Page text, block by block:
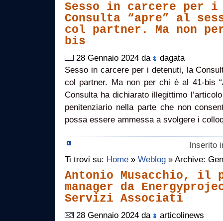
Sesso in carcere per
Consulta “apre” al
col partner. Ma non
bis
28 Gennaio 2024 da
dagata
Sesso in carcere per i detenuti, la
col partner. Ma non per chi è al 41-bis
Consulta ha dichiarato illegittimo
penitenziario nella parte che non
possa essere ammessa a svolgere i
Inserito
Ti trovi su: Home » Weblog » Archive:
Antonio Musacchio, il
manager da
Servizi Associati
28 Gennaio 2024 da
articolinews